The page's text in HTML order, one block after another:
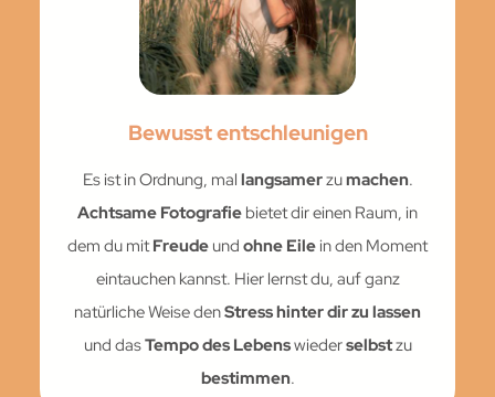
Bewusst entschleunigen
Es ist in Ordnung, mal langsamerzumachen.
Achtsame Fotografie bietet dir einen Raum, in
dem du mitFreude und ohne Eile in den Moment
eintauchen kannst. Hier lernst du, auf ganz
natürliche Weise denStress hinter dir zu lassen
und dasTempo des Lebenswiederselbstzu
bestimmen.